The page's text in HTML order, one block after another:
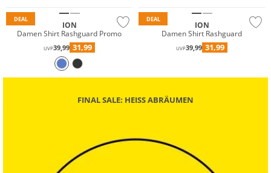
DEAL
ION
Damen Shirt Rashguard Promo
UVP39,99 31,99
DEAL
ION
Damen Shirt Rashguard
UVP39,99 31,99
FINAL SALE: HEISS ABRÄUMEN